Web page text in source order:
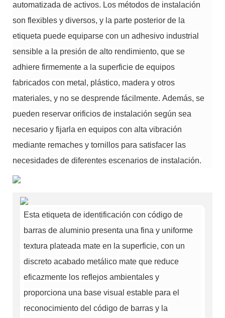
automatizada de activos. Los métodos de instalación
son flexibles y diversos, y la parte posterior de la
etiqueta puede equiparse con un adhesivo industrial
sensible a la presión de alto rendimiento, que se
adhiere firmemente a la superficie de equipos
fabricados con metal, plástico, madera y otros
materiales, y no se desprende fácilmente. Además, se
pueden reservar orificios de instalación según sea
necesario y fijarla en equipos con alta vibración
mediante remaches y tornillos para satisfacer las
necesidades de diferentes escenarios de instalación.
Esta etiqueta de identificación con código de
barras de aluminio presenta una fina y uniforme
textura plateada mate en la superficie, con un
discreto acabado metálico mate que reduce
eficazmente los reflejos ambientales y
proporciona una base visual estable para el
reconocimiento del código de barras y la